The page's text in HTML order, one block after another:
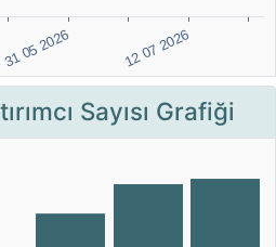
Sayısı Grafiği